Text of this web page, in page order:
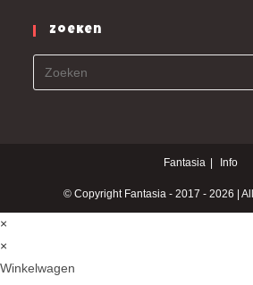
Zoeken
Fantasia Info
© Copyright Fantasia - 2017 - 2026 |
×
×
Winkelwagen